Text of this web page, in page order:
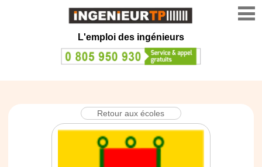
L'emploi des ingénieurs
Retour aux écoles